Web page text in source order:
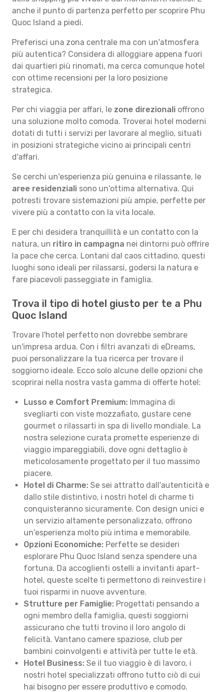
anche il punto di partenza perfetto per scoprire Phu
Quoc Island a piedi.
Preferisci una zona centrale ma con un'atmosfera
più autentica? Considera di alloggiare appena fuori
dai quartieri più rinomati, ma cerca comunque hotel
con ottime recensioni per la loro posizione
strategica.
Per chi viaggia per affari, le zone direzionali offrono
una soluzione molto comoda. Troverai hotel moderni
dotati di tutti i servizi per lavorare al meglio, situati
in posizioni strategiche vicino ai principali centri
d'affari.
Se cerchi un'esperienza più genuina e rilassante, le
aree residenziali sono un'ottima alternativa. Qui
potresti trovare sistemazioni più ampie, perfette per
vivere più a contatto con la vita locale.
E per chi desidera tranquillità e un contatto con la
natura, un ritiro in campagna nei dintorni può offrire
la pace che cerca. Lontani dal caos cittadino, questi
luoghi sono ideali per rilassarsi, godersi la natura e
fare piacevoli passeggiate in famiglia.
Trova il tipo di hotel giusto per te a Phu
Quoc Island
Trovare l'hotel perfetto non dovrebbe sembrare
un'impresa ardua. Con i filtri avanzati di eDreams,
puoi personalizzare la tua ricerca per trovare il
soggiorno ideale. Ecco solo alcune delle opzioni che
scoprirai nella nostra vasta gamma di offerte hotel:
Lusso e Comfort Premium: Immagina di
svegliarti con viste mozzafiato, gustare cene
gourmet o rilassarti in spa di livello mondiale. La
nostra selezione curata promette esperienze di
viaggio impareggiabili, dove ogni dettaglio è
meticolosamente progettato per il tuo massimo
piacere.
Hotel di Charme: Se sei attratto dall'autenticità e
dallo stile distintivo, i nostri hotel di charme ti
conquisteranno sicuramente. Con design unici e
un servizio altamente personalizzato, offrono
un'esperienza molto più intima e memorabile.
Opzioni Economiche: Perfette se desideri
esplorare Phu Quoc Island senza spendere una
fortuna. Da accoglienti ostelli a invitanti apart-
hotel, queste scelte ti permettono di reinvestire i
tuoi risparmi in nuove avventure.
Strutture per Famiglie: Progettati pensando a
ogni membro della famiglia, questi soggiorni
assicurano che tutti trovino il loro angolo di
felicità. Vantano camere spaziose, club per
bambini coinvolgenti e attività per tutte le età.
Hotel Business: Se il tuo viaggio è di lavoro, i
nostri hotel specializzati offrono tutto ciò di cui
hai bisogno per essere produttivo e comodo.